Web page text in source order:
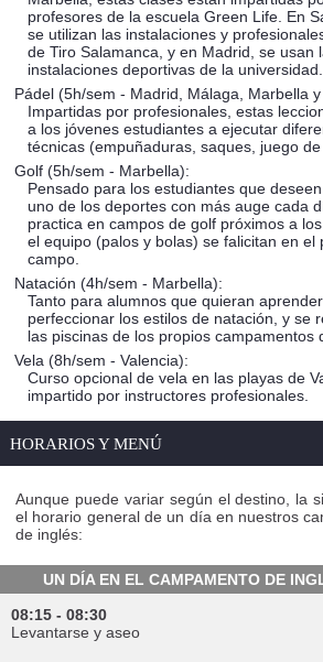
profesores de la escuela Green Life. En
se utilizan las instalaciones y
de Tiro Salamanca, y en Madrid, se usan
instalaciones deportivas de la universidad.
Pádel (5h/sem - Madrid, Málaga, Marbella
Impartidas por profesionales, estas
a los jóvenes estudiantes a ejecutar
técnicas (empuñaduras, saques, juego
Golf (5h/sem - Marbella):
Pensado para los estudiantes que
uno de los deportes con más auge cada
practica en campos de golf próximos a
el equipo (palos y bolas) se falicitan en el
campo.
Natación (4h/sem - Marbella):
Tanto para alumnos que quieran
perfeccionar los estilos de natación, y se
las piscinas de los propios campamentos
Vela (8h/sem - Valencia):
Curso opcional de vela en las playas de
impartido por instructores profesionales.
HORARIOS Y MENÚ
Aunque puede variar según el destino, la
el horario general de un día en nuestros
de inglés:
UN DÍA EN EL CAMPAMENTO DE
08:15 - 08:30
Levantarse y aseo